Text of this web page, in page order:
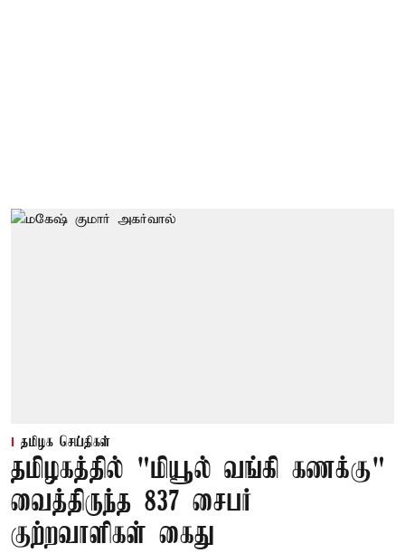
தமிழக செய்திகள்
தமிழகத்தில் "மியூல் வங்கி கணக்கு"
வைத்திருந்த 837 சைபர்
குற்றவாளிகள் கைது